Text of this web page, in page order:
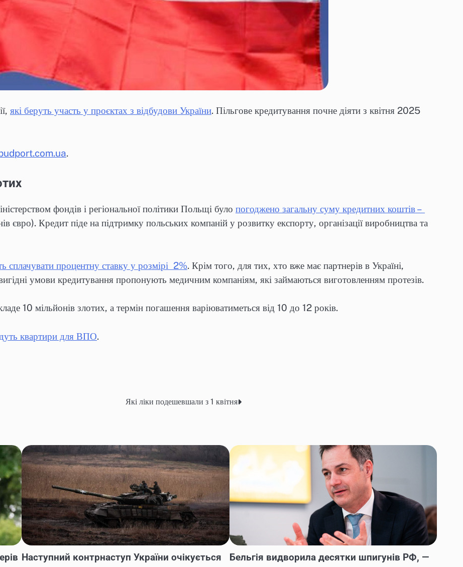
які беруть участь у проєктах з відбудови України. Пільгове кредитування почне діяти з квітня 2025
.
фондів і регіональної політики Польщі було погоджено загальну суму кредитних коштів –
євро). Кредит піде на підтримку польських компаній у розвитку експорту, організації виробництва та
сплачувати процентну ставку у розмірі 2%. Крім того, для тих, хто вже має партнерів в Україні,
умови кредитування пропонують медичним компаніям, які займаються виготовленням протезів.
10 мільйонів злотих, а термін погашення варіюватиметься від 10 до 12 років.
квартири для ВПО.
Які ліки подешевшали з 1 квітня
Наступний контрнаступ України очікується
Бельгія видворила десятки шпигунів РФ, —